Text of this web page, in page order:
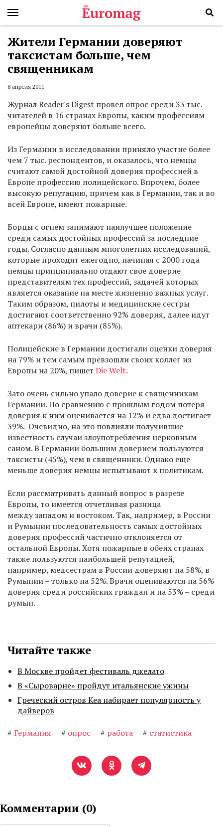
Жители Германии доверяют
таксистам больше, чем
священникам
8 апреля 2011
Журнал Reader's Digest провел опрос среди 33 тыс.
читателей в 16 странах Европы, каким профессиям
европейцы доверяют больше всего.
Из Германии в исследовании приняло участие более
чем 7 тыс. респондентов, и оказалось, что немцы
считают самой достойной доверия профессией в
Европе профессию полицейского. Впрочем, более
высокую репутацию, причем как в Германии, так и во
всей Европе, имеют пожарные.
Борцы с огнем занимают наилучшее положение
среди самых достойных профессий за последние
годы. Согласно данным многолетних исследований,
которые проходят ежегодно, начиная с 2000 года
немцы принципиально отдают свое доверие
представителям тех профессий, задачей которых
является оказание на месте жизненно важных услуг.
Таким образом, пилоты и медицинские сестры
достигают соответственно 92% доверия, далее идут
аптекари (86%) и врачи (85%).
Полицейские в Германии достигали оценки доверия
на 79% и тем самым превзошли своих коллег из
Европы на 20%, пишет Die Welt.
Зато очень сильно упало доверие к священникам
Германии. По сравнению с прошлым годом потеря
доверия к ним оценивается на 12% и едва достигает
39%. Очевидно, на это повлияли получившие
известность случаи злоупотребления церковным
саном. В Германии большим доверием пользуются
таксисты (45%), чем в священники. Однако еще
меньше доверия немцы испытывают к политикам.
Если рассматривать данный вопрос в разрезе
Европы, то имеется отчетливая разница
между западом и востоком. Так, например, в России
и Румынии последовательность самых достойных
доверия профессий частично отклоняется от
остальной Европы. Хотя пожарные в обеих странах
также пользуются наибольшей репутацией,
например, медсестрам в России доверяют на 58%, в
Румынии – только на 52%. Врачи оцениваются на 56%
доверия среди российских граждан и на 53% – среди
румын.
Читайте также
В Москве пройдет фестиваль джелато
В «Сыроварне» пройдут итальянские ужины
Греческий остров Кеа набирает популярность у
дайверов
# Германия # опрос # работа # статистика
Комментарии (0)